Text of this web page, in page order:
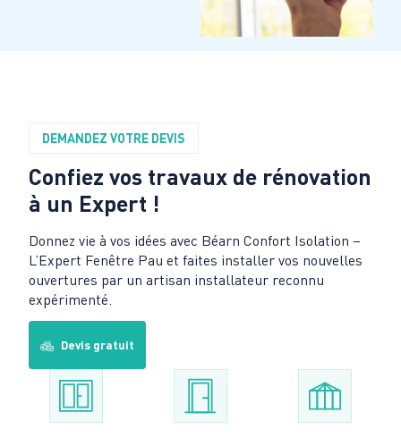
DEMANDEZ VOTRE DEVIS
Confiez vos travaux de rénovation
à un Expert !
Donnez vie à vos idées avec Béarn Confort Isolation –
L’Expert Fenêtre Pau et faites installer vos nouvelles
ouvertures par un artisan installateur reconnu
expérimenté.
Devis gratuit